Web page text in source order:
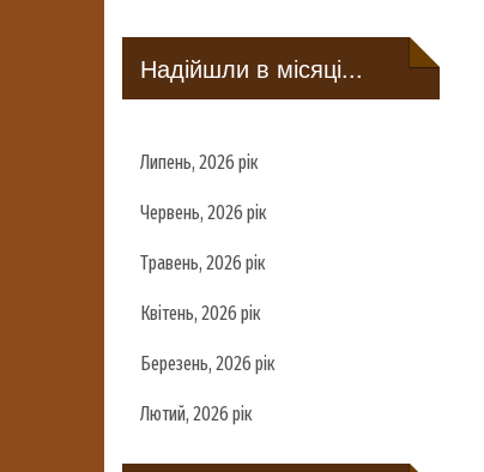
Надійшли в місяці...
Липень, 2026 рік
Червень, 2026 рік
Травень, 2026 рік
Квітень, 2026 рік
Березень, 2026 рік
Лютий, 2026 рік